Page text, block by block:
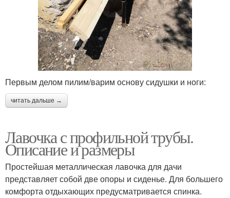
Первым делом пилим/варим основу сидушки и ноги:
читать дальше →
Лавочка с профильной трубы.
Описание и размеры
Простейшая металлическая лавочка для дачи
представляет собой две опоры и сиденье. Для большего
комфорта отдыхающих предусматривается спинка.